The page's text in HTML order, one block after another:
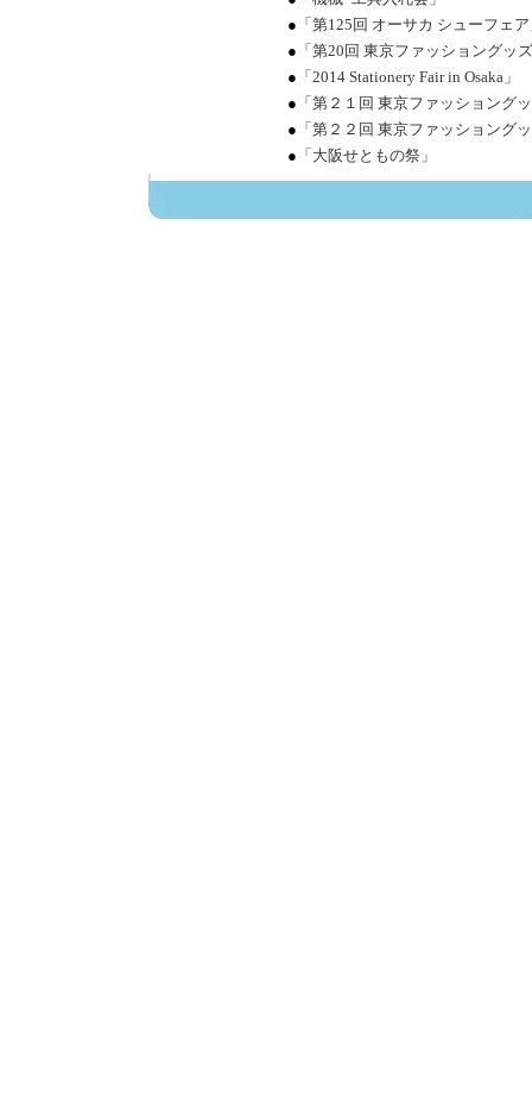
● 「第125回 オーサカ シューフェ
● 「第20回 東京ファッショングッ
● 「2014 Stationery Fair in Osaka」
● 「第２１回 東京ファッショング
● 「第２２回 東京ファッショング
● 「大阪せともの祭」